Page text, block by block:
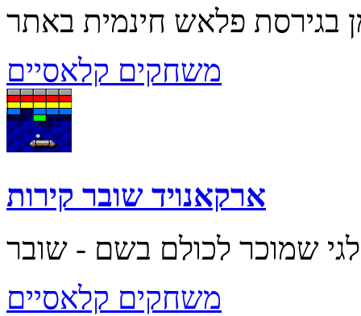
משחקים קלאסיים
ארקאנויד שובר קירות
משחקים קלאסיים